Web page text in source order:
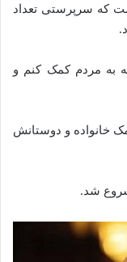
که سرپرستی تعداد
به مردم کمک کنم و
خانواده و دوستانش